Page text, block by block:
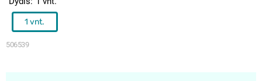
506539
1 vnt.